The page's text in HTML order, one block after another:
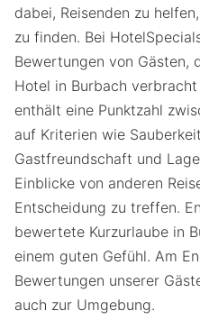
dabei, Reisenden zu
zu finden. Bei
Bewertungen von Gästen,
Hotel in Burbach
enthält eine Punktzahl
auf Kriterien wie
Gastfreundschaft und
Einblicke von anderen
Entscheidung zu treffen.
bewertete Kurzurlaube in
einem guten Gefühl. Am
Bewertungen unserer
auch zur Umgebung.